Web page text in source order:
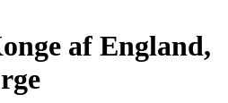
af England,